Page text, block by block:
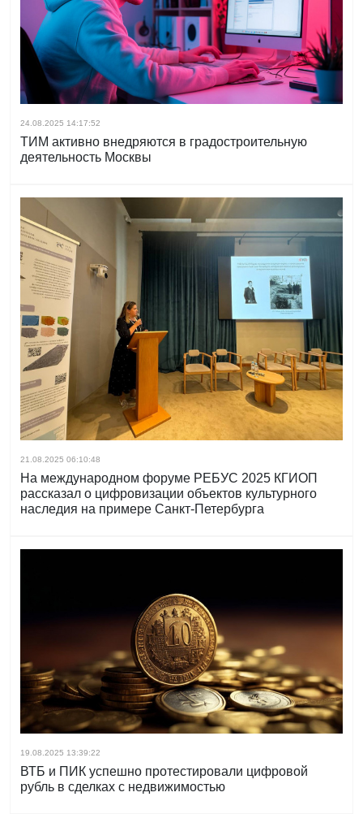
24.08.2025 14:17:52
ТИМ активно внедряются в градостроительную
деятельность Москвы
21.08.2025 06:10:48
На международном форуме РЕБУС 2025 КГИОП
рассказал о цифровизации объектов культурного
наследия на примере Санкт‑Петербурга
19.08.2025 13:39:22
ВТБ и ПИК успешно протестировали цифровой
рубль в сделках с недвижимостью